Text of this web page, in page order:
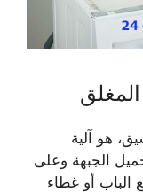
هو آلية
الجبهة وعلى
الباب أو غطاء